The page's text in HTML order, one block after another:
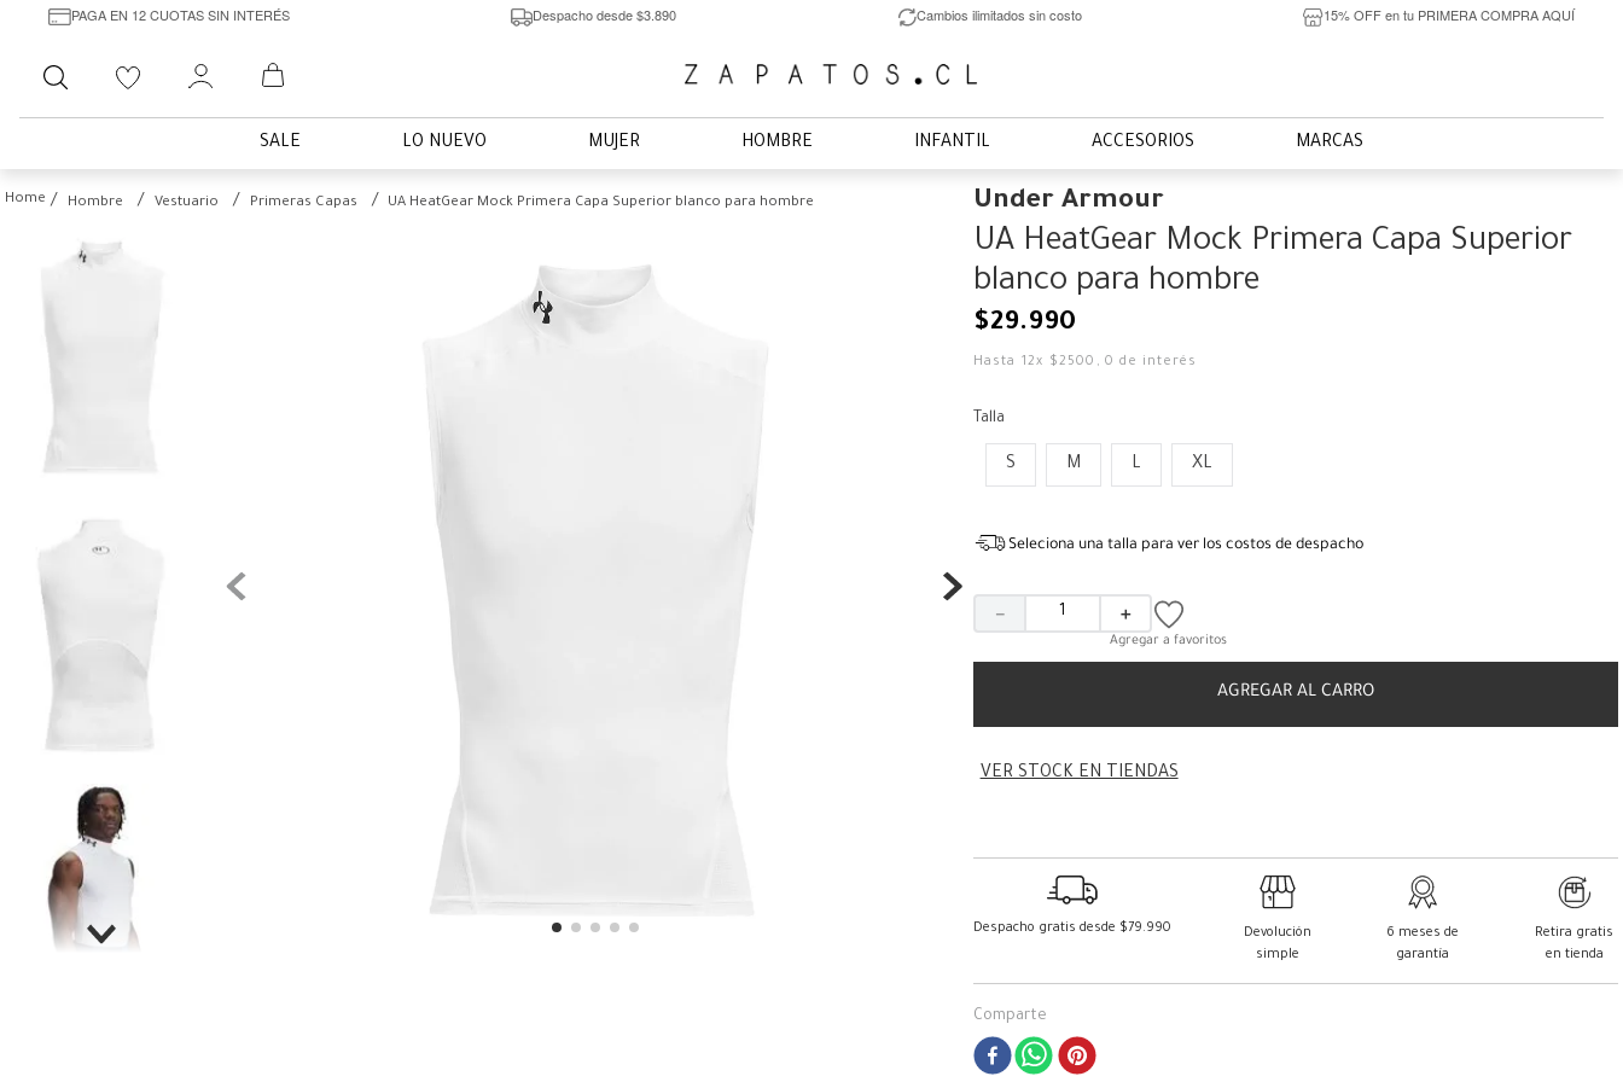
PAGA EN 12 CUOTAS SIN INTERÉS Despacho desde $3.890 Cambios ilimitados sin costo 15% OFF en tu PRIMERA COMPRA AQUÍ
Buscar
SALE LO NUEVO MUJER HOMBRE INFANTIL ACCESORIOS MARCAS
Hombre Vestuario Primeras Capas UA HeatGear Mock Primera Capa Superior blanco para hombre Under Armour
UA HeatGear Mock Primera Capa Superior
blanco para hombre
$29.990
Hasta 12x $2500 ,0 de interés
Talla
S M L XL
Seleciona una talla para ver los costos de despacho
＋
－
AGREGAR AL CARRO
VER STOCK EN TIENDAS
Despacho gratis desde $79.990
Devolución
simple
6 meses de
garantía
Retira gratis
en tienda
Comparte